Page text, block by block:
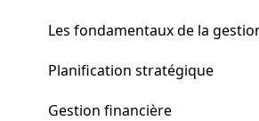
Les fondamentaux de la
Planification stratégique
Gestion financière